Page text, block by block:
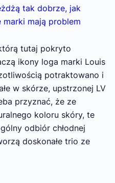
tak dobrze, jak
mają problem
tutaj pokryto
ikony loga marki Louis
potraktowano i
w skórze, upstrzonej LV
przyznać, że ze
koloru skóry, te
odbiór chłodnej
doskonałe trio ze